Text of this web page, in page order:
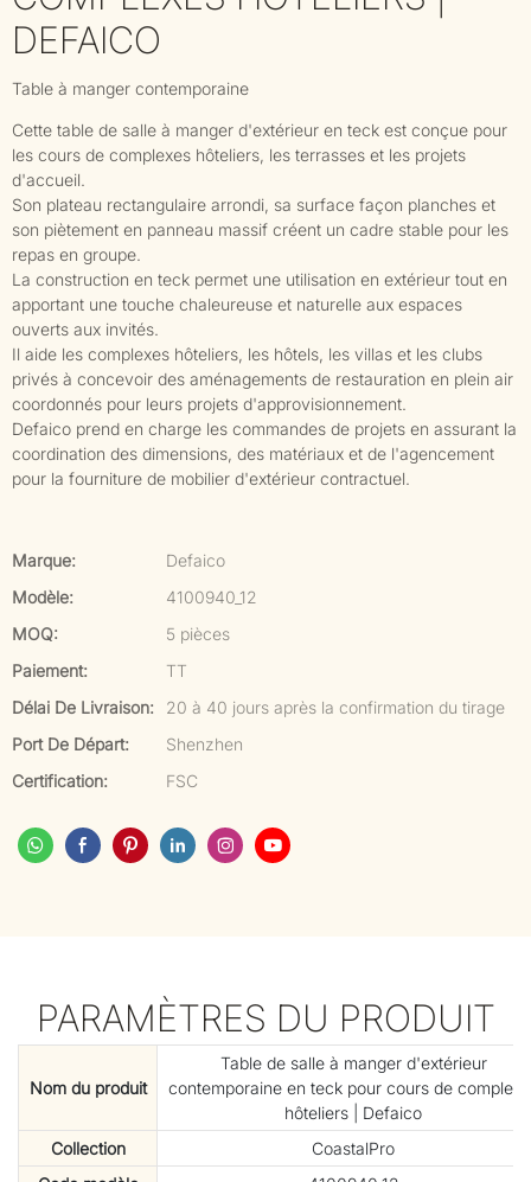
DEFAICO
Table à manger contemporaine
Cette table de salle à manger d'extérieur en teck est conçue pour
les cours de complexes hôteliers, les terrasses et les projets
d'accueil.
Son plateau rectangulaire arrondi, sa surface façon planches et
son piètement en panneau massif créent un cadre stable pour les
repas en groupe.
La construction en teck permet une utilisation en extérieur tout en
apportant une touche chaleureuse et naturelle aux espaces
ouverts aux invités.
Il aide les complexes hôteliers, les hôtels, les villas et les clubs
privés à concevoir des aménagements de restauration en plein air
coordonnés pour leurs projets d'approvisionnement.
Defaico prend en charge les commandes de projets en assurant la
coordination des dimensions, des matériaux et de l'agencement
pour la fourniture de mobilier d'extérieur contractuel.
Marque:
Defaico
Modèle:
4100940_12
MOQ:
5 pièces
Paiement:
TT
Délai De Livraison:
20 à 40 jours après la confirmation du tirage
Port De Départ:
Shenzhen
Certification:
FSC
PARAMÈTRES DU PRODUIT
Nom du produit
Table de salle à manger d'extérieur
contemporaine en teck pour cours de
hôteliers | Defaico
Collection
CoastalPro